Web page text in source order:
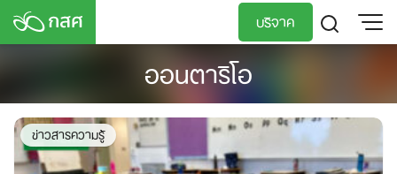
Skip
บริจาค
ออนตาริโอ
ข่าวสารความรู้